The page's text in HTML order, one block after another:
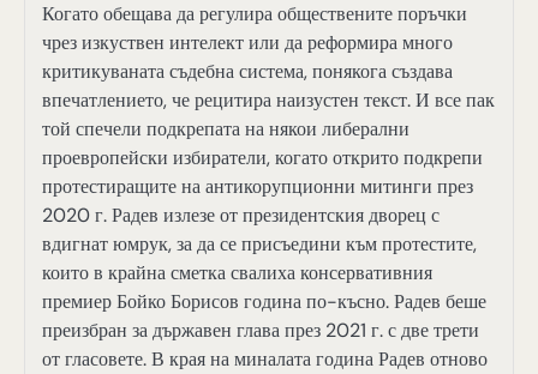
Когато обещава да регулира обществените поръчки
чрез изкуствен интелект или да реформира много
критикуваната съдебна система, понякога създава
впечатлението, че рецитира наизустен текст. И все пак
той спечели подкрепата на някои либерални
проевропейски избиратели, когато открито подкрепи
протестиращите на антикорупционни митинги през
2020 г. Радев излезе от президентския дворец с
вдигнат юмрук, за да се присъедини към протестите,
които в крайна сметка свалиха консервативния
премиер Бойко Борисов година по-късно. Радев беше
преизбран за държавен глава през 2021 г. с две трети
от гласовете. В края на миналата година Радев отново